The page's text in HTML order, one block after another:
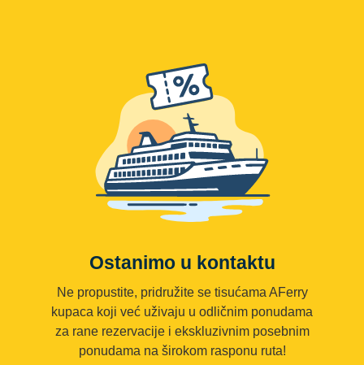
Ostanimo u kontaktu
Ne propustite, pridružite se tisućama AFerry
kupaca koji već uživaju u odličnim ponudama
za rane rezervacije i ekskluzivnim posebnim
ponudama na širokom rasponu ruta!